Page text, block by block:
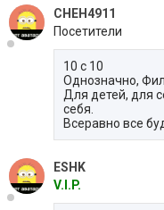
CHEH4911
Посетители
10 с 10
Однозначно,
Для детей, для
себя.
Всеравно все
ESHK
V.I.P.